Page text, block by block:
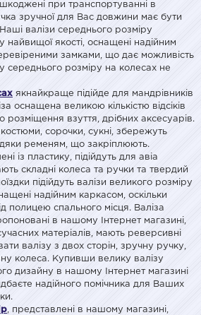
при транспортуванні в
зручної для Вас довжини має бути
валізи середнього розміру
найвищої якості, оснащені надійним
замками, що дає можливість
середнього розміру на колесах не
якнайкраще підійде для мандрівників
оснащена великою кількістю відсіків
розміщення взуття, дрібних аксесуарів.
сорочки, сукні, збережуть
ременям, що закріплюють.
із пластику, підійдуть для авіа
складні колеса та ручки та твердий
підійдуть валізи великого розміру
надійним каркасом, оскільки
полицею спального місця. Валіза
в нашому Інтернет магазині,
матеріалів, мають реверсивні
валізу з двох сторін, зручну ручку,
колеса. Купивши велику валізу
дизайну в нашому Інтернет магазині
надійного помічника для Ваших
, представлені в нашому магазині,